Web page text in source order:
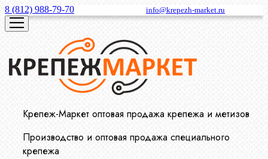
8 (812) 988-79-70 info@krepezh-market.ru
Крепеж-Маркет оптовая продажа крепежа и метизов
Производство и оптовая продажа специального
крепежа